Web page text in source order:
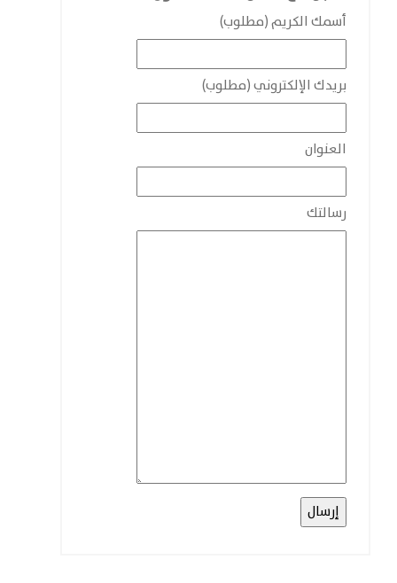
أسمك الكريم (مطلوب)
بريدك الإلكتروني (مطلوب)
العنوان
رسالتك